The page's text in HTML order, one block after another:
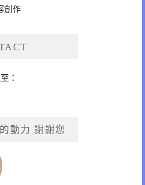
創作
：
動力 謝謝您